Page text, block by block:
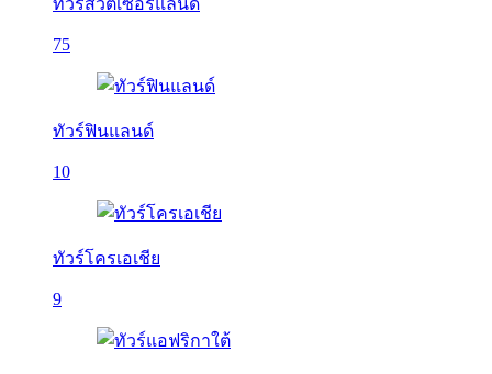
ทัวร์สวิตเซอร์แลนด์
75
ทัวร์ฟินแลนด์
10
ทัวร์โครเอเชีย
9